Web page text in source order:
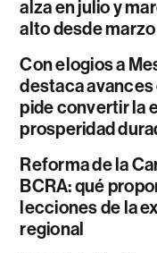
alza en julio y
alto desde marzo
Con elogios a
destaca
pide convertir la
prosperidad
Reforma de la
BCRA: qué
lecciones de la
regional